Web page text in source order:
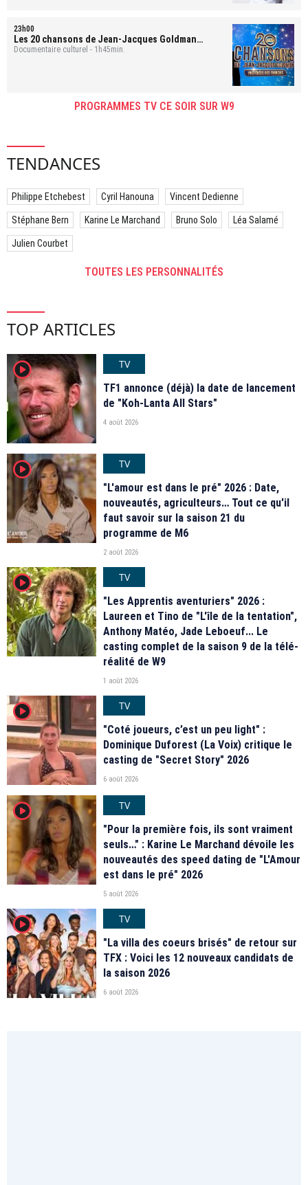
23h00
Les 20 chansons de Jean-Jacques Goldman
préférées des Français
Documentaire culturel - 1h45min.
PROGRAMMES TV CE SOIR SUR W9
TENDANCES
Philippe Etchebest Cyril Hanouna Vincent Dedienne
Stéphane Bern Karine Le Marchand Bruno Solo Léa Salamé
Julien Courbet
TOUTES LES PERSONNALITÉS
TOP ARTICLES
player2
TV
TF1 annonce (déjà) la date de lancement
de "Koh-Lanta All Stars"
4 août 2026
player2
TV
"L'amour est dans le pré" 2026 : Date,
nouveautés, agriculteurs… Tout ce qu'il
faut savoir sur la saison 21 du
programme de M6
2 août 2026
player2
TV
"Les Apprentis aventuriers" 2026 :
Laureen et Tino de "L'île de la tentation",
Anthony Matéo, Jade Leboeuf... Le
casting complet de la saison 9 de la télé-
réalité de W9
1 août 2026
player2
TV
"Coté joueurs, c’est un peu light" :
Dominique Duforest (La Voix) critique le
casting de "Secret Story" 2026
6 août 2026
player2
TV
"Pour la première fois, ils sont vraiment
seuls…" : Karine Le Marchand dévoile les
nouveautés des speed dating de "L'Amour
est dans le pré" 2026
5 août 2026
player2
TV
"La villa des coeurs brisés" de retour sur
TFX : Voici les 12 nouveaux candidats de
la saison 2026
6 août 2026